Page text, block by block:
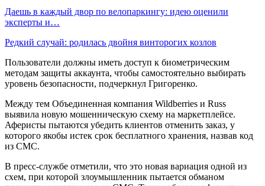
Даешь в каждый двор по велопаркингу: идею оценили
эксперты и…
Редкий случай: родилась двойня винторогих козлов
Пользователи должны иметь доступ к биометрическим
методам защиты аккаунта, чтобы самостоятельно выбирать
уровень безопасности, подчеркнул Григоренко.
Между тем Объединенная компания Wildberries и Russ
выявила новую мошенническую схему на маркетплейсе.
Аферисты пытаются убедить клиентов отменить заказ, у
которого якобы истек срок бесплатного хранения, назвав код
из СМС.
В пресс-службе отметили, что это новая вариация одной из
схем, при которой злоумышленник пытается обманом